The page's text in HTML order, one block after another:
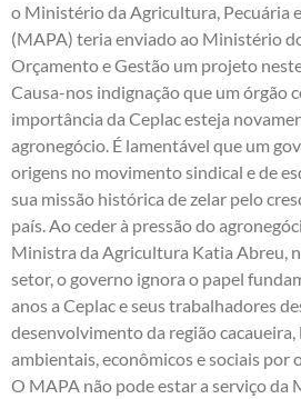
o Ministério da Agricultura, Pecuária
(MAPA) teria enviado ao Ministério
Orçamento e Gestão um projeto
Causa-nos indignação que um órgão
importância da Ceplac esteja
agronegócio. É lamentável que um
origens no movimento sindical e de
sua missão histórica de zelar pelo
país. Ao ceder à pressão do
Ministra da Agricultura Katia Abreu,
setor, o governo ignora o papel
anos a Ceplac e seus trabalhadores
desenvolvimento da região
ambientais, econômicos e sociais por
O MAPA não pode estar a serviço da